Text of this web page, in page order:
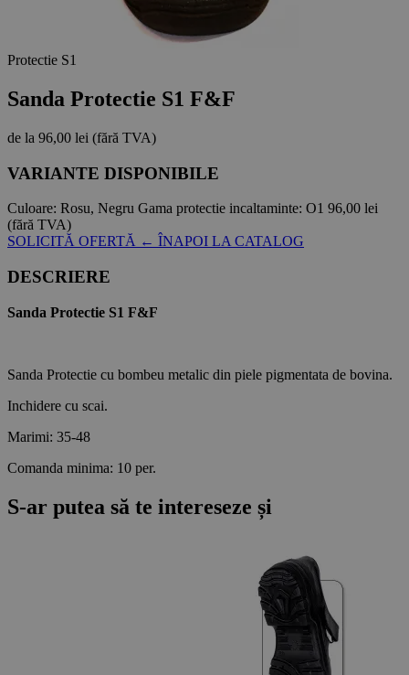
Protectie S1
Sanda Protectie S1 F&F
de la 96,00 lei (fără TVA)
VARIANTE DISPONIBILE
Culoare: Rosu, Negru Gama protectie incaltaminte: O1 96,00 lei
(fără TVA)
SOLICITĂ OFERTĂ ← ÎNAPOI LA CATALOG
DESCRIERE
Sanda Protectie S1 F&F
Sanda Protectie cu bombeu metalic din piele pigmentata de bovina.
Inchidere cu scai.
Marimi: 35-48
Comanda minima: 10 per.
S-ar putea să te intereseze și